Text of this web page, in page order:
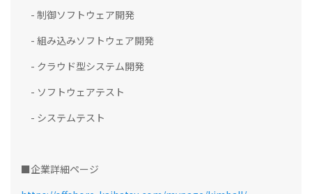
- 制御ソフトウェア開発
- 組み込みソフトウェア開発
- クラウド型システム開発
- ソフトウェアテスト
- システムテスト
■企業詳細ページ